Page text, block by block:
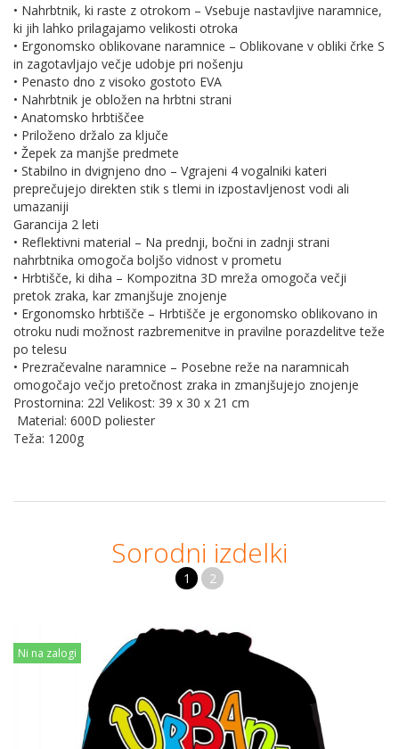
• Nahrbtnik, ki raste z otrokom – Vsebuje nastavljive naramnice,
ki jih lahko prilagajamo velikosti otroka
• Ergonomsko oblikovane naramnice – Oblikovane v obliki črke S
in zagotavljajo večje udobje pri nošenju
• Penasto dno z visoko gostoto EVA
• Nahrbtnik je obložen na hrbtni strani
• Anatomsko hrbtiščee
• Priloženo držalo za ključe
• Žepek za manjše predmete
• Stabilno in dvignjeno dno – Vgrajeni 4 vogalniki kateri
preprečujejo direkten stik s tlemi in izpostavljenost vodi ali
umazaniji
Garancija 2 leti
• Reflektivni material – Na prednji, bočni in zadnji strani
nahrbtnika omogoča boljšo vidnost v prometu
• Hrbtišče, ki diha – Kompozitna 3D mreža omogoča večji
pretok zraka, kar zmanjšuje znojenje
• Ergonomsko hrbtišče – Hrbtišče je ergonomsko oblikovano in
otroku nudi možnost razbremenitve in pravilne porazdelitve teže
po telesu
• Prezračevalne naramnice – Posebne reže na naramnicah
omogočajo večjo pretočnost zraka in zmanjšujejo znojenje
Prostornina: 22l Velikost: 39 x 30 x 21 cm
Material: 600D poliester
Teža: 1200g
Sorodni izdelki
1 2
Ni na zalogi